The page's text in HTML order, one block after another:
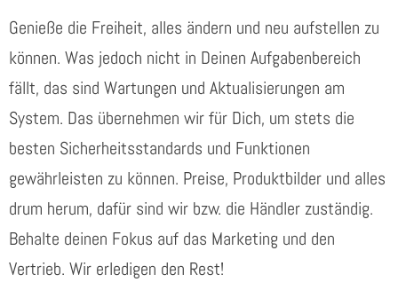
Genieße die Freiheit, alles ändern und neu aufstellen zu
können. Was jedoch nicht in Deinen Aufgabenbereich
fällt, das sind Wartungen und Aktualisierungen am
System. Das übernehmen wir für Dich, um stets die
besten Sicherheitsstandards und Funktionen
gewährleisten zu können. Preise, Produktbilder und alles
drum herum, dafür sind wir bzw. die Händler zuständig.
Behalte deinen Fokus auf das Marketing und den
Vertrieb. Wir erledigen den Rest!